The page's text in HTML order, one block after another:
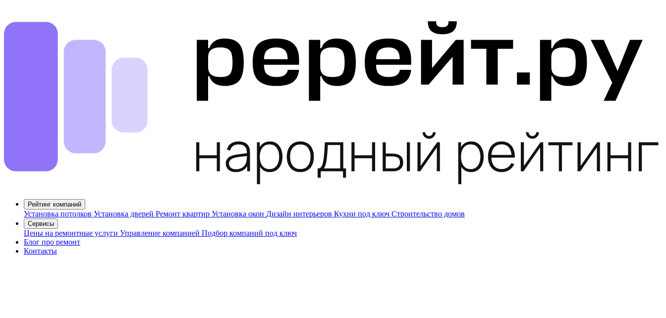
Рейтинг компаний
Установка потолков Установка дверей Ремонт квартир Установка окон Дизайн интерьеров Кухни под ключ Строительство домов
Сервисы
Цены на ремонтные услуги Управление компанией Подбор компаний под ключ
Блог про ремонт
Контакты